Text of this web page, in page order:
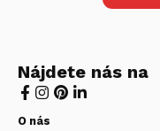
Nájdete nás na
O nás